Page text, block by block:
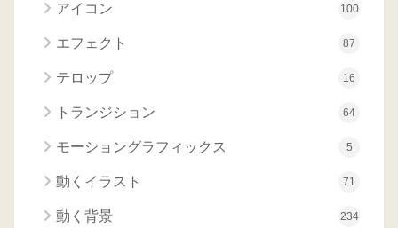
アイコン 100
エフェクト 87
テロップ 16
トランジション 64
モーショングラフィックス 5
動くイラスト 71
動く背景 234